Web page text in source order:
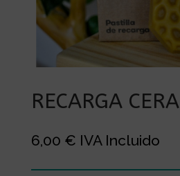
RECARGA CERA
6,00 € IVA Incluido